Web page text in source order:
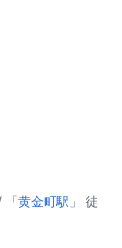
「黄金町駅 」 徒